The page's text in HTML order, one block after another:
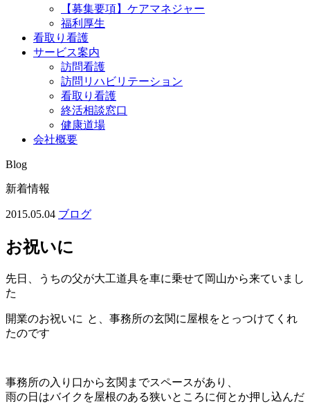
【募集要項】ケアマネジャー
福利厚生
看取り看護
サービス案内
訪問看護
訪問リハビリテーション
看取り看護
終活相談窓口
健康道場
会社概要
Blog
新着情報
2015.05.04 ブログ
お祝いに
先日、うちの父が大工道具を車に乗せて岡山から来ていまし
た
開業のお祝いに と、事務所の玄関に屋根をとっつけてくれ
たのです
事務所の入り口から玄関までスペースがあり、
雨の日はバイクを屋根のある狭いところに何とか押し込んだ